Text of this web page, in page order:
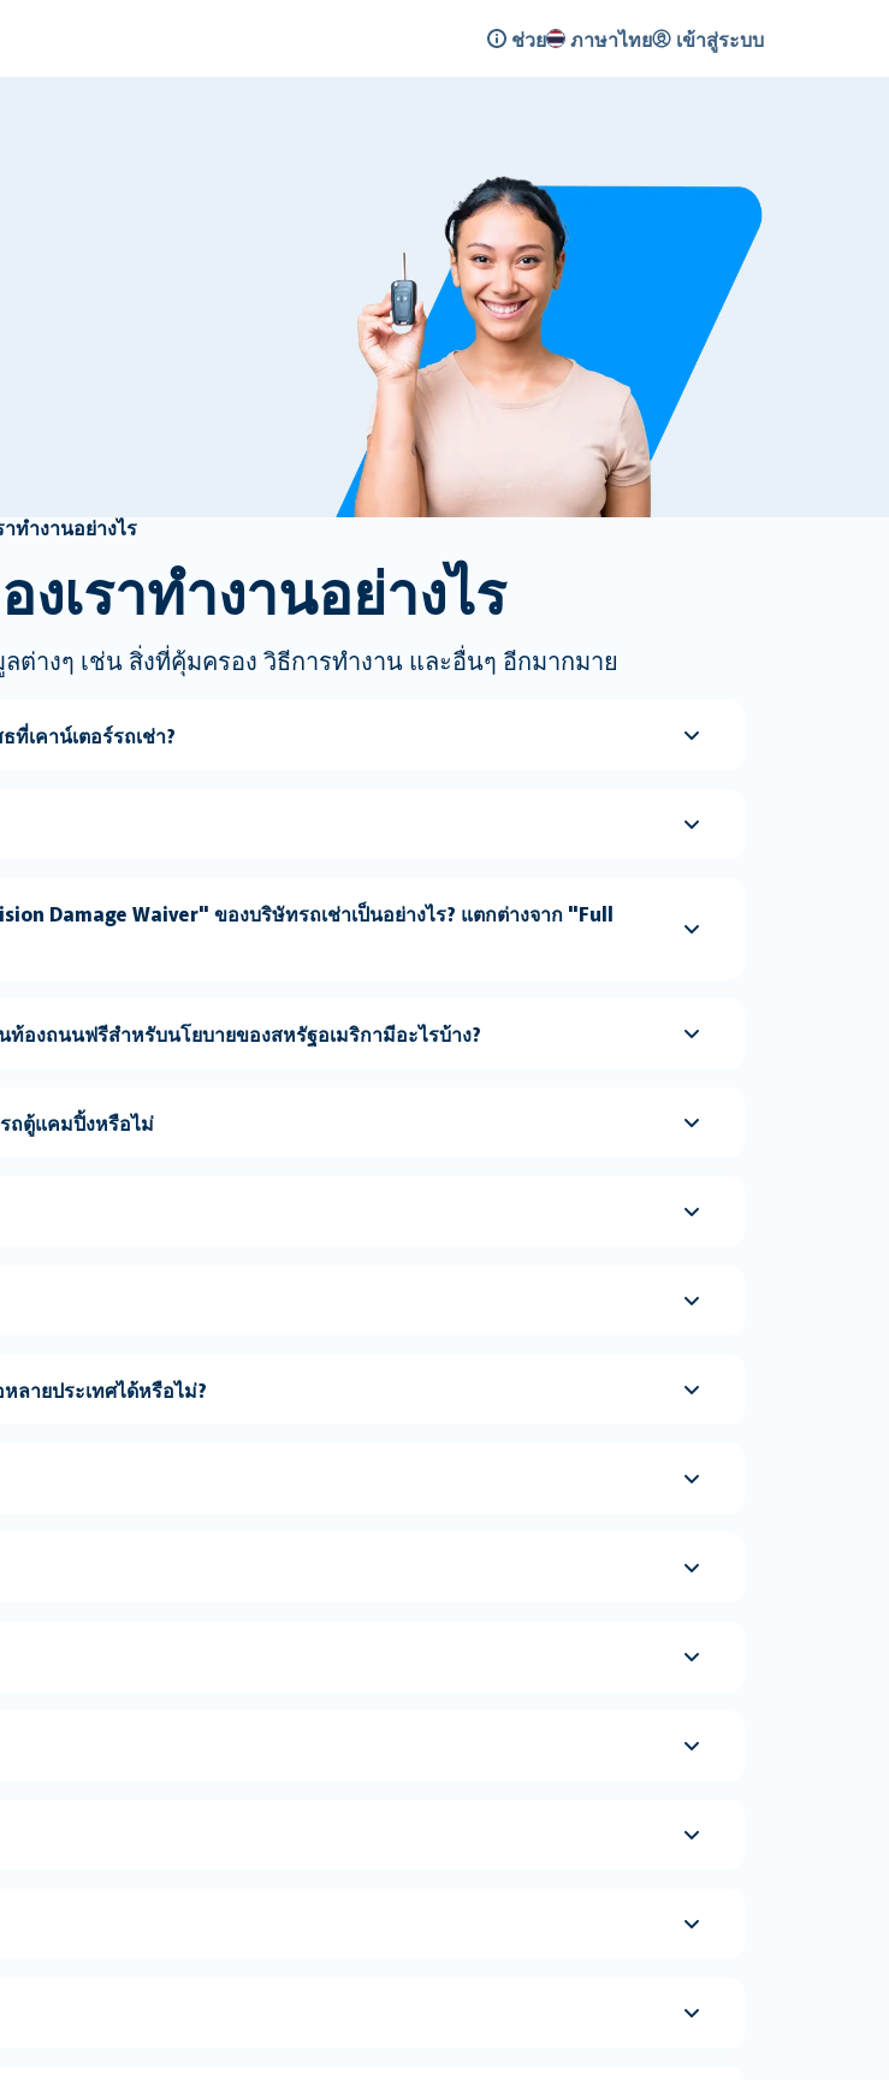
ช่วย ภาษาไทย เข้าสู่ระบบ
ทำงานอย่างไร
เราทำงานอย่างไร
ต่างๆ เช่น สิ่งที่คุ้มครอง วิธีการทำงาน และอื่นๆ อีกมากมาย
เคาน์เตอร์รถเช่า?
Damage Waiver" ของบริษัทรถเช่าเป็นอย่างไร? แตกต่างจาก "Full
องถนนฟรีสำหรับนโยบายของสหรัฐอเมริกามีอะไรบ้าง?
ถตู้แคมปิ้งหรือไม่
ลายประเทศได้หรือไม่?